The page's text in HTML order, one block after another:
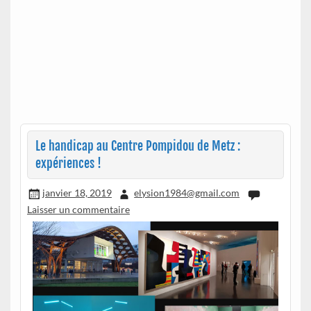
Le handicap au Centre Pompidou de Metz :
expériences !
janvier 18, 2019
elysion1984@gmail.com
Laisser un commentaire